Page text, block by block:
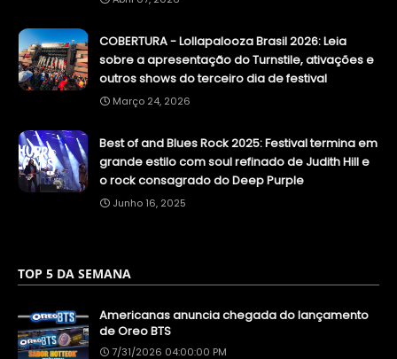
COBERTURA - Lollapalooza Brasil 2026: Leia
sobre a apresentação do Turnstile, ativações e
outros shows do terceiro dia de festival
Março 24, 2026
Best of and Blues Rock 2025: Festival termina em
grande estilo com soul refinado de Judith Hill e
o rock consagrado do Deep Purple
Junho 16, 2025
TOP 5 DA SEMANA
Americanas anuncia chegada do lançamento
de Oreo BTS
7/31/2026 04:00:00 PM